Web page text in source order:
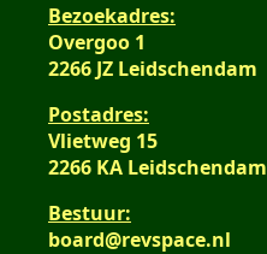
Bezoekadres:
Overgoo 1
2266 JZ Leidschendam
Postadres:
Vlietweg 15
2266 KA Leidschendam
Bestuur:
board@revspace.nl